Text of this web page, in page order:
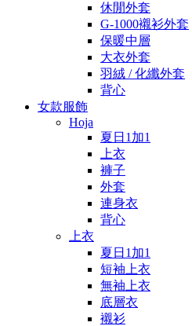
休閒外套
G-1000襯衫外套
保暖中層
大衣外套
羽絨 / 化纖外套
背心
女款服飾
Hoja
夏日1加1
上衣
褲子
外套
連身衣
背心
上衣
夏日1加1
短袖上衣
無袖上衣
底層衣
襯衫